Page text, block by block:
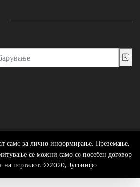
само за лично информирање. Преземање,
се можни само со посебен договор
на порталот. ©2020, Југоинфо